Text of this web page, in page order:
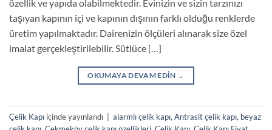
özellik ve yapıda olabilmektedir. Evinizin ve sizin tarzınızı
taşıyan kapının içi ve kapının dışının farklı olduğu renklerde
üretim yapılmaktadır. Dairenizin ölçüleri alınarak size özel
imalat gerçekleştirilebilir. Sütlüce […]
OKUMAYA DEVAM EDIN →
Çelik Kapı içinde yayınlandı alarmlı çelik kapı,Antrasit çelik kapı, beyaz